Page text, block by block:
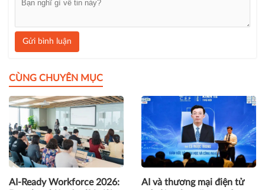
Gửi bình luận
CÙNG CHUYÊN MỤC
AI-Ready Workforce 2026:
AI và thương mại điện tử